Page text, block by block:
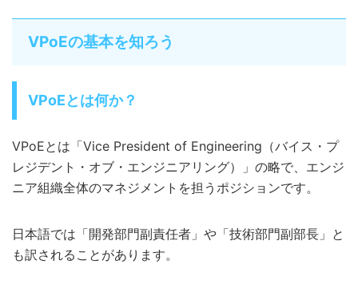
VPoEの基本を知ろう
VPoEとは何か？
VPoEとは「Vice President of Engineering（バイス・プ
レジデント・オブ・エンジニアリング）」の略で、エンジ
ニア組織全体のマネジメントを担うポジションです。
日本語では「開発部門副責任者」や「技術部門副部長」と
も訳されることがあります。